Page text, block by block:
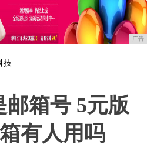
广告
技
箱号 5元版
有人用吗